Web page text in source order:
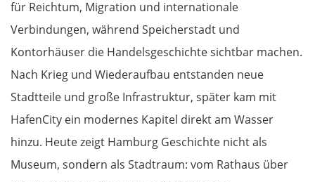
für Reichtum, Migration und internationale
Verbindungen, während Speicherstadt und
Kontorhäuser die Handelsgeschichte sichtbar machen.
Nach Krieg und Wiederaufbau entstanden neue
Stadtteile und große Infrastruktur, später kam mit
HafenCity ein modernes Kapitel direkt am Wasser
hinzu. Heute zeigt Hamburg Geschichte nicht als
Museum, sondern als Stadtraum: vom Rathaus über